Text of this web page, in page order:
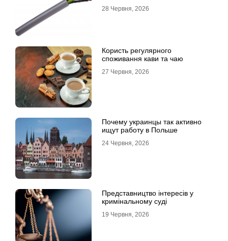
28 Червня, 2026
Користь регулярного
споживання кави та чаю
27 Червня, 2026
Почему украинцы так активно
ищут работу в Польше
24 Червня, 2026
Представництво інтересів у
кримінальному суді
19 Червня, 2026